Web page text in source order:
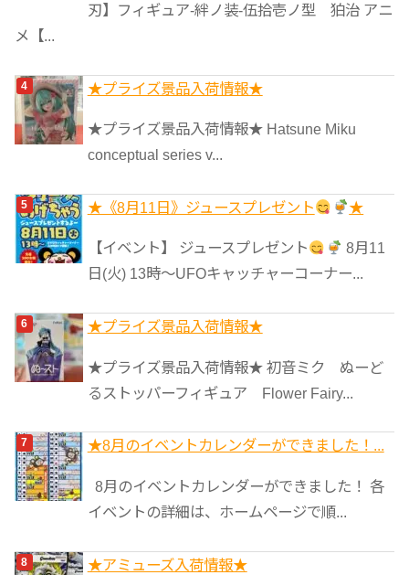
刃】フィギュア-絆ノ装-伍拾壱ノ型 狛治 アニ
メ【...
★プライズ景品入荷情報★
★プライズ景品入荷情報★ Hatsune Miku
conceptual series v...
★《8月11日》ジュースプレゼント ★
【イベント】 ジュースプレゼント
8月11
日(火) 13時〜UFOキャッチャーコーナー...
★プライズ景品入荷情報★
★プライズ景品入荷情報★ 初音ミク ぬーど
るストッパーフィギュア Flower Fairy...
★8月のイベントカレンダーができました！...
8月のイベントカレンダーができました！ 各
イベントの詳細は、ホームページで順...
★アミューズ入荷情報★